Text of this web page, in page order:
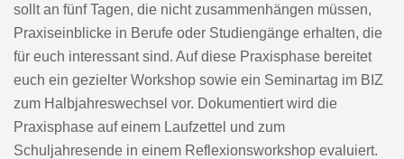
sollt an fünf Tagen, die nicht zusammenhängen müssen,
Praxiseinblicke in Berufe oder Studiengänge erhalten, die
für euch interessant sind. Auf diese Praxisphase bereitet
euch ein gezielter Workshop sowie ein Seminartag im BIZ
zum Halbjahreswechsel vor. Dokumentiert wird die
Praxisphase auf einem Laufzettel und zum
Schuljahresende in einem Reflexionsworkshop evaluiert.